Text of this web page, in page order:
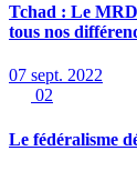
Tchad : Le
tous nos
07 sept. 2022
02
Le fédéralisme